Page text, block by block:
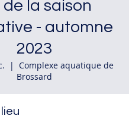
de la saison
- automne
2023
  |
Complexe aquatique de
Brossard